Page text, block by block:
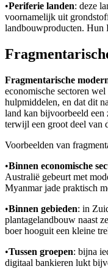
•Periferie landen: deze
voornamelijk uit
landbouwproducten. Hun
Fragmentarische
economische sectoren
hulpmiddelen, en dat dit
land kan bijvoorbeeld een
terwijl een groot deel van
Voorbeelden van
•Binnen economische
Australië gebeurt met
Myanmar jade praktisch
•Binnen gebieden: in
plantagelandbouw naast
boer hooguit een kleine
•Tussen groepen: bijna
digitaal bankieren lukt